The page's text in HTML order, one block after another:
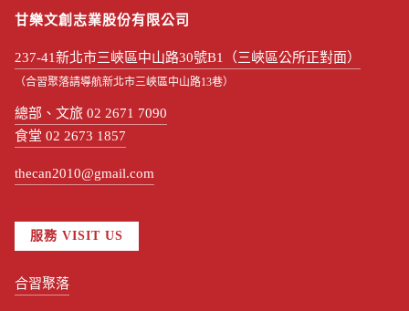
甘樂文創志業股份有限公司
237-41新北市三峽區中山路30號B1（三峽區公所正對面）
（合習聚落請導航新北市三峽區中山路13巷）
總部、文旅 02 2671 7090
食堂 02 2673 1857
thecan2010@gmail.com
服務 VISIT US
合習聚落